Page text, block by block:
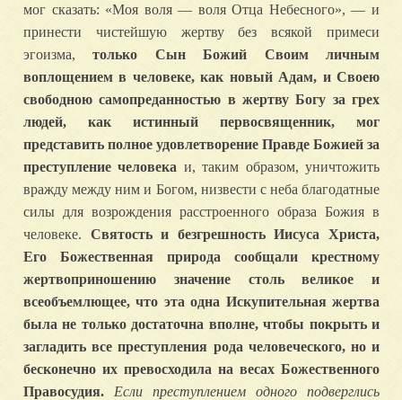
мог сказать: «Моя воля — воля Отца Небесного», — и
принести чистейшую жертву без всякой примеси
эгоизма,только Сын Божий Своим личным
воплощением в человеке, как новый Адам, и Своею
свободною самопреданностью в жертву Богу за грех
людей, как истинный первосвященник, мог
представить полное удовлетворение Правде Божией за
преступление человека и, таким образом, уничтожить
вражду между ним и Богом, низвести с неба благодатные
силы для возрождения расстроенного образа Божия в
человеке. Святость и безгрешность Иисуса Христа,
Его Божественная природа сообщали крестному
жертвоприношению значение столь великое и
всеобъемлющее, что эта одна Искупительная жертва
была не только достаточна вполне, чтобы покрыть и
загладить все преступления рода человеческого, но и
бесконечно их превосходила на весах Божественного
Правосудия.
Если преступлением одного подверглись